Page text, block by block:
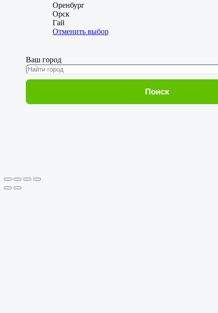
Оренбург
Орск
Гай
Отменить выбор
Ваш город
Поиск